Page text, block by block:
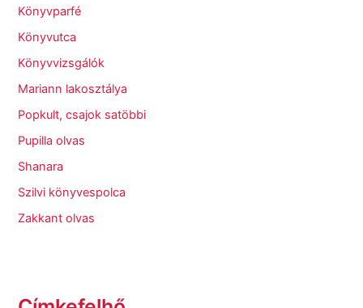
Könyvparfé
Könyvutca
Könyvvizsgálók
Mariann lakosztálya
Popkult, csajok satöbbi
Pupilla olvas
Shanara
Szilvi könyvespolca
Zakkant olvas